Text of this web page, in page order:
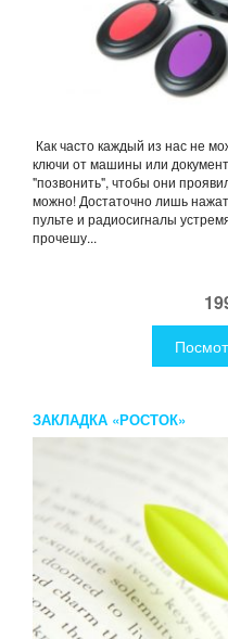
Как часто каждый из нас не
ключи от машины или
"позвонить", чтобы они
можно! Достаточно лишь
пульте и радиосигналы
прочешу...
ЗАКЛАДКА «РОСТОК»